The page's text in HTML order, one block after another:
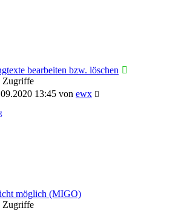
bearbeiten bzw. löschen
Zugriffe
13:45 von ewx
möglich (MIGO)
Zugriffe